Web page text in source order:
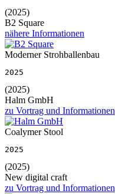
(2025)
B2 Square
nähere Informationen
Moderner Strohballenbau
2025
(2025)
Halm GmbH
zu Vortrag und Informationen
Coalymer Stool
2025
(2025)
New digital craft
zu Vortrag und Informationen